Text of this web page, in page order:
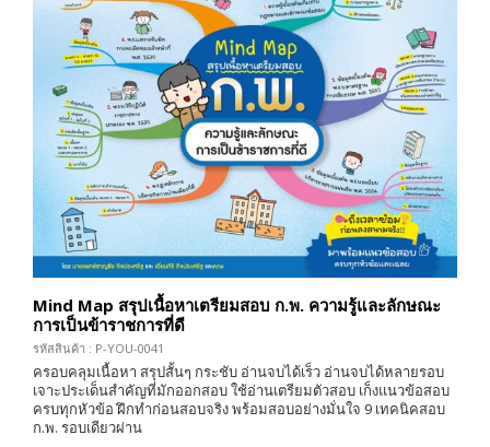
Mind Map สรุปเนื้อหาเตรียมสอบ ก.พ. ความรู้และลักษณะ
การเป็นข้าราชการที่ดี
รหัสสินค้า : P-YOU-0041
ครอบคลุมเนื้อหา สรุปสั้นๆ กระชับ อ่านจบได้เร็ว อ่านจบได้หลายรอบ
เจาะประเด็นสำคัญที่มักออกสอบ ใช้อ่านเตรียมตัวสอบ เก็งแนวข้อสอบ
ครบทุกหัวข้อ ฝึกทำก่อนสอบจริง พร้อมสอบอย่างมั่นใจ 9 เทคนิคสอบ
ก.พ. รอบเดียวผ่าน